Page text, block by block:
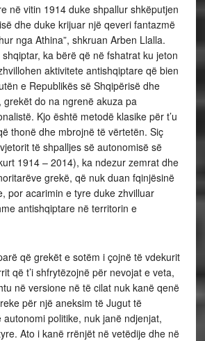
në vitin 1914 duke shpallur shkëputjen
dhe duke krijuar një qeveri fantazmë
nga Athina”, shkruan Arben Llalla.
ka bërë që në fshatrat ku jeton
aktivitete antishqiptare që bien
e Republikës së Shqipërisë dhe
grekët do na ngrenë akuza pa
Kjo është metodë klasike për t’u
thonë dhe mbrojnë të vërtetën. Siç
të shpalljes së autonomisë së
1914 – 2014), ka ndezur zemrat dhe
grekë, që nuk duan fqinjësinë
por acarimin e tyre duke zhvilluar
antishqiptare në territorin e
që grekët e sotëm i çojnë të vdekurit
që t’i shfrytëzojnë për nevojat e veta,
në versione në të cilat nuk kanë qenë
për një aneksim të Jugut të
politike, nuk janë ndjenjat,
Ato i kanë rrënjët në vetëdije dhe në